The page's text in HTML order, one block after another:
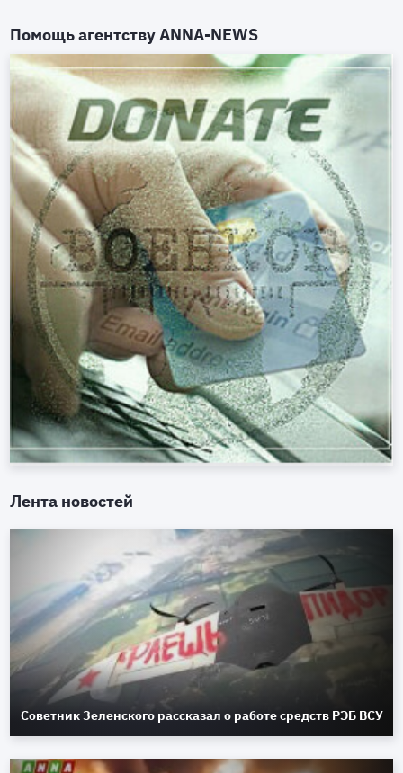
Помощь агентствуANNA-NEWS
Лента новостей
Советник Зеленского рассказал о работе средств РЭБ ВСУ